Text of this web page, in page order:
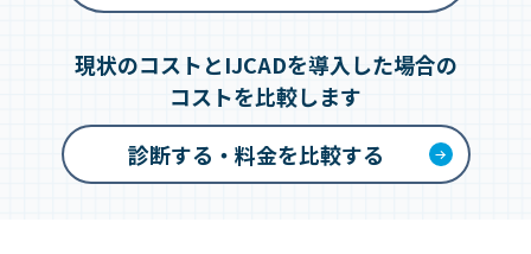
現状のコストとIJCADを導入した場合の
コストを比較します
診断する・料金を比較する